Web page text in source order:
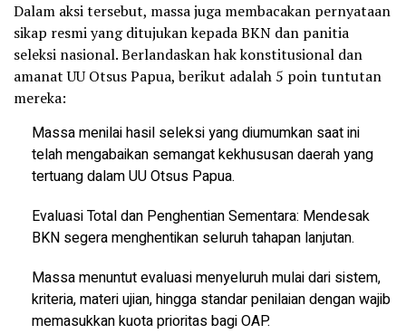
Dalam aksi tersebut, massa juga membacakan pernyataan
sikap resmi yang ditujukan kepada BKN dan panitia
seleksi nasional. Berlandaskan hak konstitusional dan
amanat UU Otsus Papua, berikut adalah 5 poin tuntutan
mereka:
Massa menilai hasil seleksi yang diumumkan saat ini
telah mengabaikan semangat kekhususan daerah yang
tertuang dalam UU Otsus Papua.
Evaluasi Total dan Penghentian Sementara: Mendesak
BKN segera menghentikan seluruh tahapan lanjutan.
Massa menuntut evaluasi menyeluruh mulai dari sistem,
kriteria, materi ujian, hingga standar penilaian dengan wajib
memasukkan kuota prioritas bagi OAP.